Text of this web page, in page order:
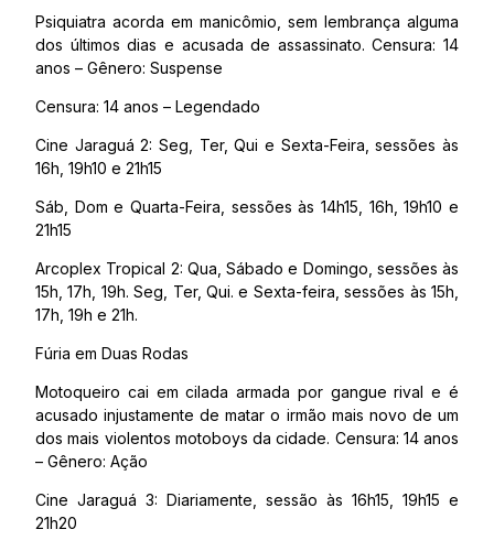
Psiquiatra acorda em manicômio, sem lembrança alguma
dos últimos dias e acusada de assassinato. Censura: 14
anos – Gênero: Suspense
Censura: 14 anos – Legendado
Cine Jaraguá 2: Seg, Ter, Qui e Sexta-Feira, sessões às
16h, 19h10 e 21h15
Sáb, Dom e Quarta-Feira, sessões às 14h15, 16h, 19h10 e
21h15
Arcoplex Tropical 2: Qua, Sábado e Domingo, sessões às
15h, 17h, 19h. Seg, Ter, Qui. e Sexta-feira, sessões às 15h,
17h, 19h e 21h.
Fúria em Duas Rodas
Motoqueiro cai em cilada armada por gangue rival e é
acusado injustamente de matar o irmão mais novo de um
dos mais violentos motoboys da cidade. Censura: 14 anos
– Gênero: Ação
Cine Jaraguá 3: Diariamente, sessão às 16h15, 19h15 e
21h20